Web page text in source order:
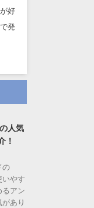
好
発
人気
！
の
やす
るアン
あり